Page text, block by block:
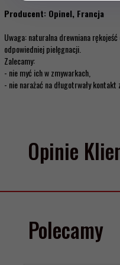
Producent: Opinel, Francja
Uwaga: naturalna drewniana
odpowiedniej pielęgnacji.
Zalecamy:
- nie myć ich w zmywarkach,
- nie narażać na długotrwały kontakt
Opinie
Polecamy